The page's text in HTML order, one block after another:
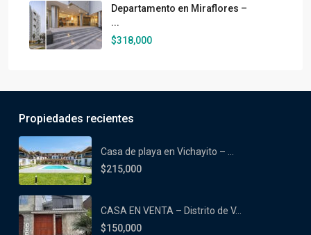
Departamento en Miraflores –
...
$318,000
Propiedades recientes
Casa de playa en Vichayito – ...
$215,000
CASA EN VENTA – Distrito de V...
$150,000